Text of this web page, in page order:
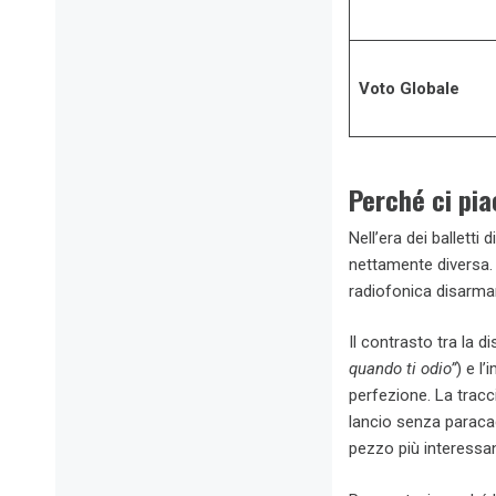
Voto Globale
Perché ci
Nell’era dei balletti
nettamente diversa.
radiofonica
Il contrasto tra la
quando ti odio”) e
perfezione. La
lancio senza
pezzo più